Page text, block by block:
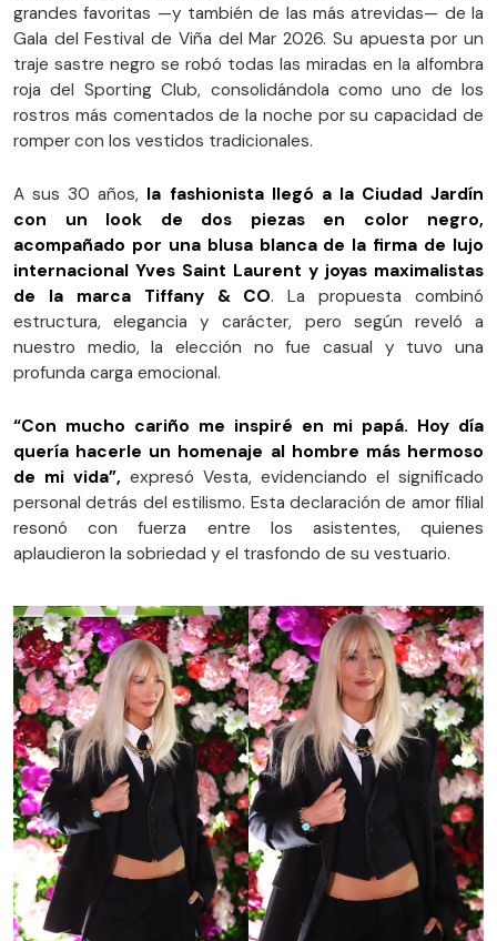
grandes favoritas —y también de las más atrevidas— de la
Gala del Festival de Viña del Mar 2026. Su apuesta por un
traje sastre negro se robó todas las miradas en la alfombra
roja del Sporting Club, consolidándola como uno de los
rostros más comentados de la noche por su capacidad de
romper con los vestidos tradicionales.
A sus 30 años, la fashionista llegó a la Ciudad Jardín
con un look de dos piezas en color negro,
acompañado por una blusa blanca de la firma de lujo
internacional Yves Saint Laurent y joyas maximalistas
de la marca Tiffany & CO. La propuesta combinó
estructura, elegancia y carácter, pero según reveló a
nuestro medio, la elección no fue casual y tuvo una
profunda carga emocional.
“Con mucho cariño me inspiré en mi papá. Hoy día
quería hacerle un homenaje al hombre más hermoso
de mi vida”, expresó Vesta, evidenciando el significado
personal detrás del estilismo. Esta declaración de amor filial
resonó con fuerza entre los asistentes, quienes
aplaudieron la sobriedad y el trasfondo de su vestuario.